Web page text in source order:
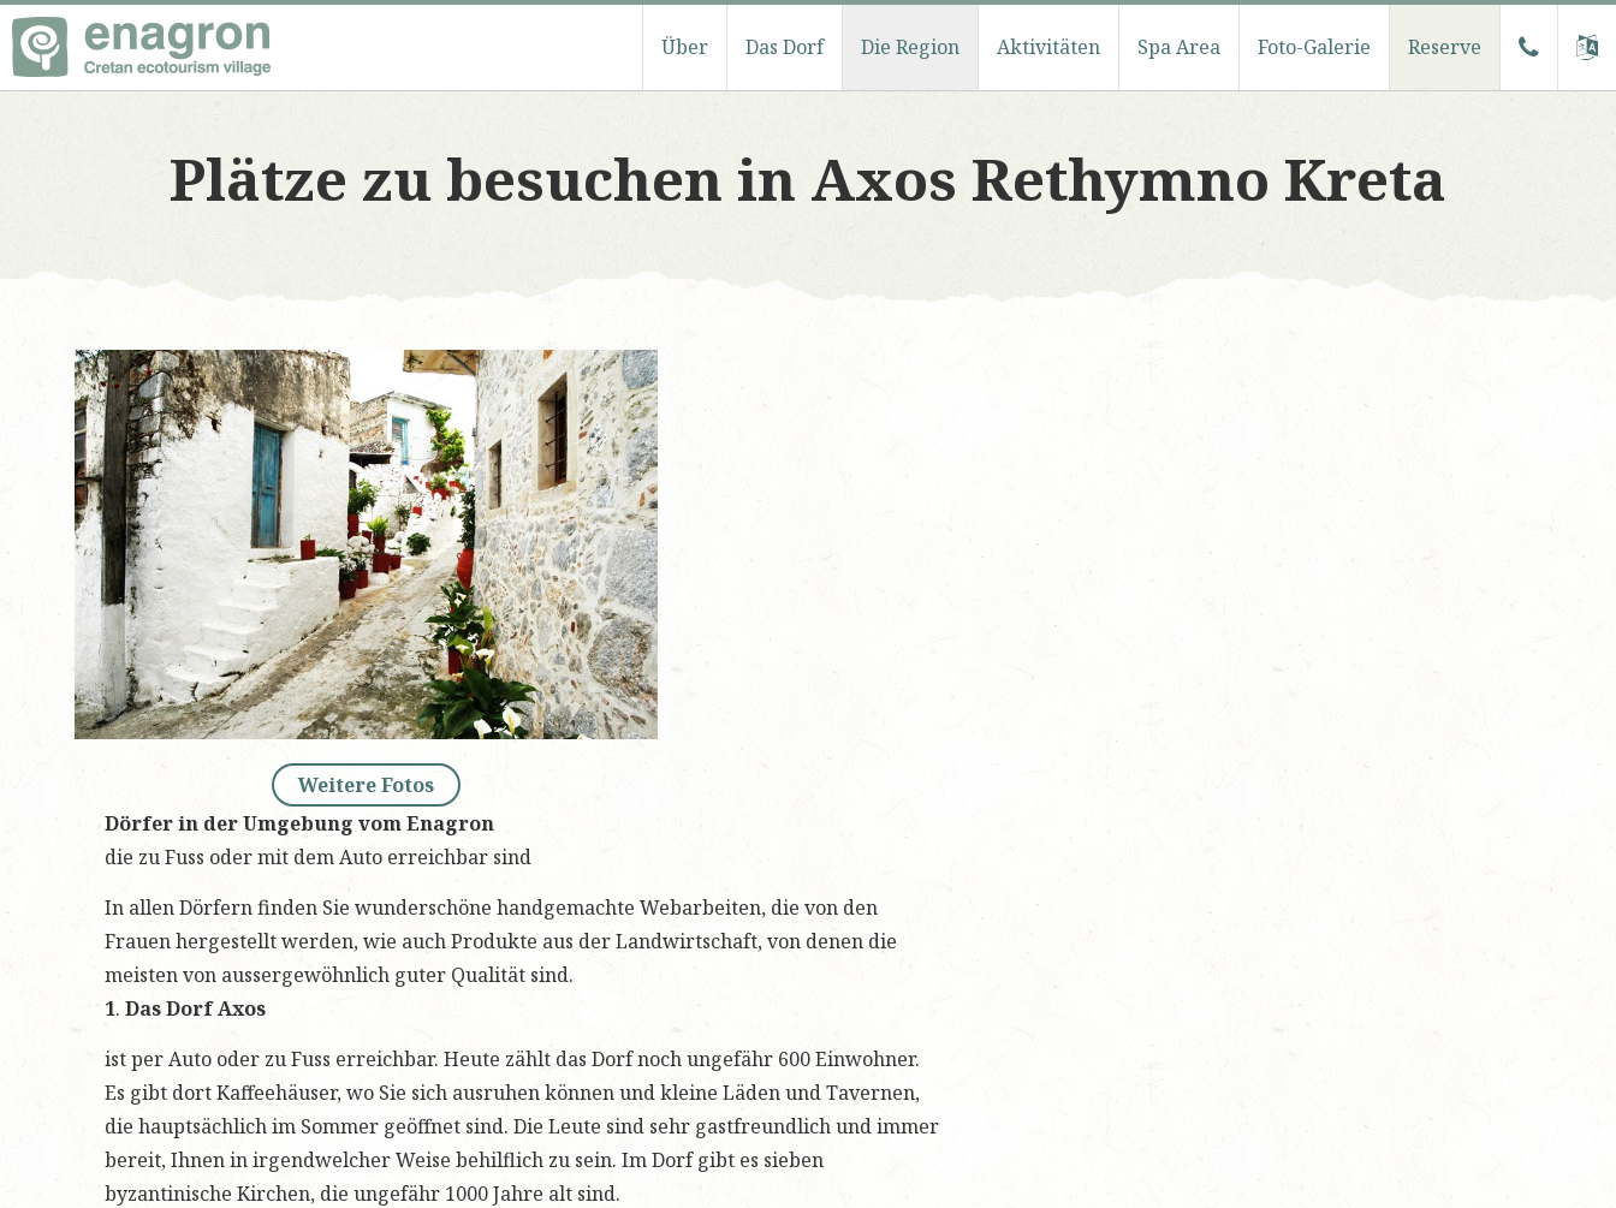
Über Das Dorf Die Region Aktivitäten Spa Area Foto-Galerie Reserve
Plätze zu besuchen in Axos Rethymno Kreta
Weitere Fotos
Dörfer in der Umgebung vom Enagron
die zu Fuss oder mit dem Auto erreichbar sind
In allen Dörfern finden Sie wunderschöne handgemachte Webarbeiten, die von den
Frauen hergestellt werden, wie auch Produkte aus der Landwirtschaft, von denen die
meisten von aussergewöhnlich guter Qualität sind.
1.Das Dorf Axos
ist per Auto oder zu Fuss erreichbar. Heute zählt das Dorf noch ungefähr 600 Einwohner.
Es gibt dort Kaffeehäuser, wo Sie sich ausruhen können und kleine Läden und Tavernen,
die hauptsächlich im Sommer geöffnet sind. Die Leute sind sehr gastfreundlich und immer
bereit, Ihnen in irgendwelcher Weise behilflich zu sein. Im Dorf gibt es sieben
byzantinische Kirchen, die ungefähr 1000 Jahre alt sind.